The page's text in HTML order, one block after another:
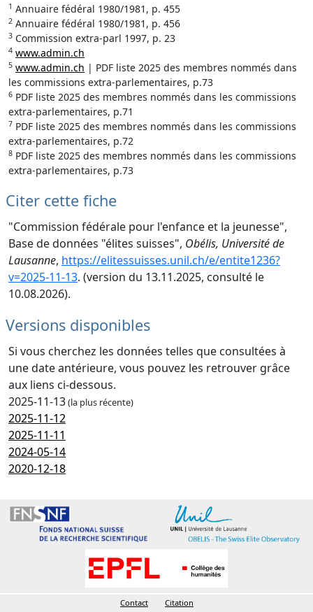
1 Annuaire fédéral 1980/1981, p. 455
2 Annuaire fédéral 1980/1981, p. 456
3 Commission extra-parl 1997, p. 23
4 www.admin.ch
5 www.admin.ch | PDF liste 2025 des membres nommés dans
les commissions extra-parlementaires, p.73
6 PDF liste 2025 des membres nommés dans les commissions
extra-parlementaires, p.71
7 PDF liste 2025 des membres nommés dans les commissions
extra-parlementaires, p.72
8 PDF liste 2025 des membres nommés dans les commissions
extra-parlementaires, p.73
Citer cette fiche
"Commission fédérale pour l'enfance et la jeunesse",
Base de données "élites suisses", Obélis, Université de
Lausanne, https://elitessuisses.unil.ch/e/entite1236?
v=2025-11-13. (version du 13.11.2025, consulté le
10.08.2026).
Versions disponibles
Si vous cherchez les données telles que consultées à
une date antérieure, vous pouvez les retrouver grâce
aux liens ci-dessous.
2025-11-13(la plus récente)
2025-11-12
2025-11-11
2024-05-14
2020-12-18
Contact Citation